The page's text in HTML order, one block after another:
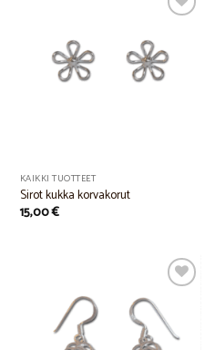
Add to
Wishlist
KAIKKI TUOTTEET
Sirot kukka korvakorut
15,00€
Add to
Wishlist